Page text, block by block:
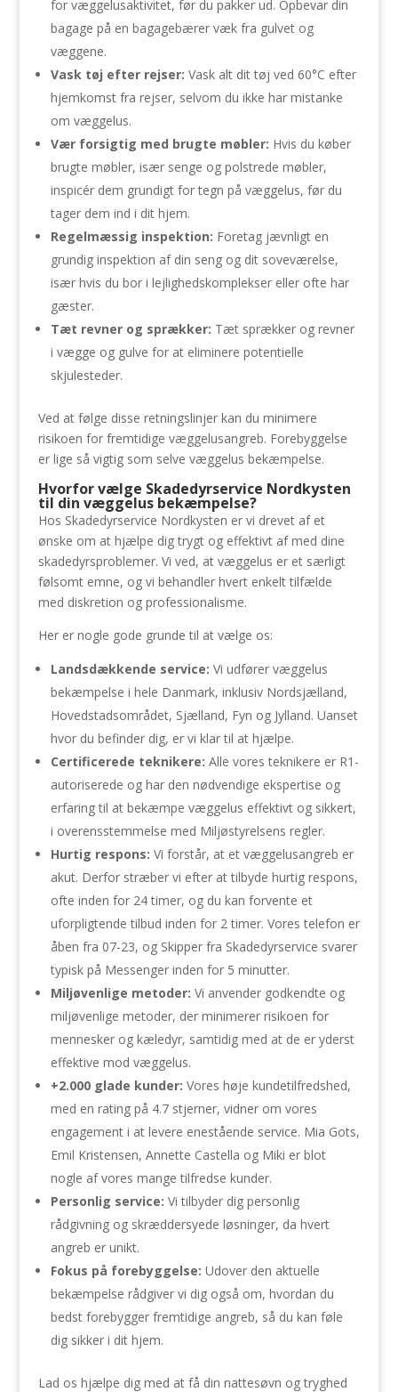
for væggelusaktivitet, før du pakker ud. Opbevar din
bagage på en bagagebærer væk fra gulvet og
væggene.
Vask tøj efter rejser: Vask alt dit tøj ved 60°C efter
hjemkomst fra rejser, selvom du ikke har mistanke
om væggelus.
Vær forsigtig med brugte møbler: Hvis du køber
brugte møbler, især senge og polstrede møbler,
inspicér dem grundigt for tegn på væggelus, før du
tager dem ind i dit hjem.
Regelmæssig inspektion: Foretag jævnligt en
grundig inspektion af din seng og dit soveværelse,
især hvis du bor i lejlighedskomplekser eller ofte har
gæster.
Tæt revner og sprækker: Tæt sprækker og revner
i vægge og gulve for at eliminere potentielle
skjulesteder.
Ved at følge disse retningslinjer kan du minimere
risikoen for fremtidige væggelusangreb. Forebyggelse
er lige så vigtig som selve væggelus bekæmpelse.
Hvorfor vælge Skadedyrservice Nordkysten
til din væggelus bekæmpelse?
Hos Skadedyrservice Nordkysten er vi drevet af et
ønske om at hjælpe dig trygt og effektivt af med dine
skadedyrsproblemer. Vi ved, at væggelus er et særligt
følsomt emne, og vi behandler hvert enkelt tilfælde
med diskretion og professionalisme.
Her er nogle gode grunde til at vælge os:
Landsdækkende service: Vi udfører væggelus
bekæmpelse i hele Danmark, inklusiv Nordsjælland,
Hovedstadsområdet, Sjælland, Fyn og Jylland. Uanset
hvor du befinder dig, er vi klar til at hjælpe.
Certificerede teknikere: Alle vores teknikere er R1-
autoriserede og har den nødvendige ekspertise og
erfaring til at bekæmpe væggelus effektivt og sikkert,
i overensstemmelse med Miljøstyrelsens regler.
Hurtig respons: Vi forstår, at et væggelusangreb er
akut. Derfor stræber vi efter at tilbyde hurtig respons,
ofte inden for 24 timer, og du kan forvente et
uforpligtende tilbud inden for 2 timer. Vores telefon er
åben fra 07-23, og Skipper fra Skadedyrservice svarer
typisk på Messenger inden for 5 minutter.
Miljøvenlige metoder: Vi anvender godkendte og
miljøvenlige metoder, der minimerer risikoen for
mennesker og kæledyr, samtidig med at de er yderst
effektive mod væggelus.
+2.000 glade kunder: Vores høje kundetilfredshed,
med en rating på 4.7 stjerner, vidner om vores
engagement i at levere enestående service. Mia Gots,
Emil Kristensen, Annette Castella og Miki er blot
nogle af vores mange tilfredse kunder.
Personlig service: Vi tilbyder dig personlig
rådgivning og skræddersyede løsninger, da hvert
angreb er unikt.
Fokus på forebyggelse: Udover den aktuelle
bekæmpelse rådgiver vi dig også om, hvordan du
bedst forebygger fremtidige angreb, så du kan føle
dig sikker i dit hjem.
Lad os hjælpe dig med at få din nattesøvn og tryghed